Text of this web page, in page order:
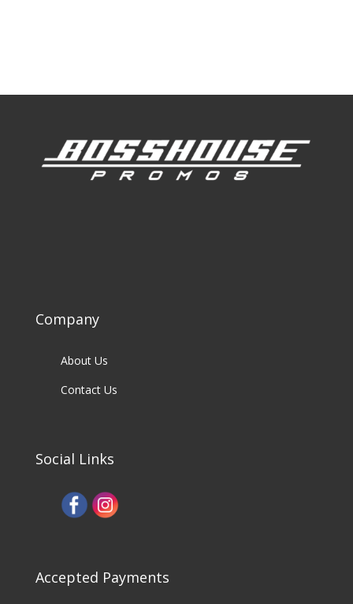
Company
About Us
Contact Us
Social Links
Accepted Payments